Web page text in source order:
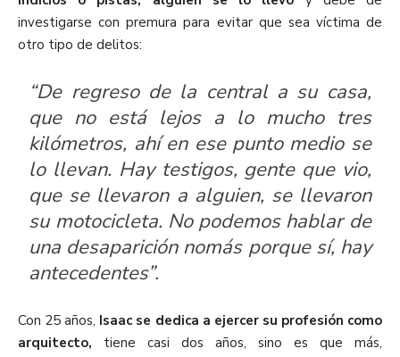
investigarse con premura para evitar que sea víctima de
otro tipo de delitos:
“De regreso de la central a su casa,
que no está lejos a lo mucho tres
kilómetros, ahí en ese punto medio se
lo llevan. Hay testigos, gente que vio,
que se llevaron a alguien, se llevaron
su motocicleta. No podemos hablar de
una desaparición nomás porque sí, hay
antecedentes”.
Con 25 años, Isaac se dedica a ejercer su profesión como
arquitecto, tiene casi dos años, sino es que más,